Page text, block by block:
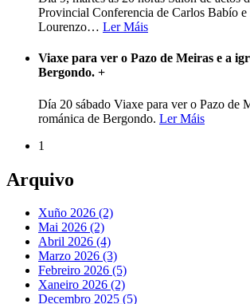
Provincial Conferencia de Carlos Babío e
Lourenzo… Ler Máis
Viaxe para ver o Pazo de Meiras e a
Bergondo. +
Día 20 sábado Viaxe para ver o Pazo de
románica de Bergondo. Ler Máis
1
Arquivo
Xuño 2026 (2)
Mai 2026 (2)
Abril 2026 (4)
Marzo 2026 (3)
Febreiro 2026 (5)
Xaneiro 2026 (2)
Decembro 2025 (5)